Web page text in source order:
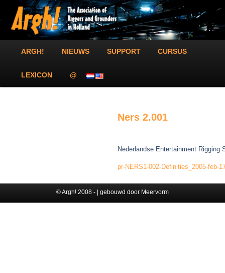
de
primaire
Argh!
The Association of Riggers and Grounders in Holland!
ARGH! NIEUWS SUPPORT CURSUS
LEXICON @
Ners 2.001
Nederlandse Entertainment
pr-NERS1-002-Definities_2005-feb-